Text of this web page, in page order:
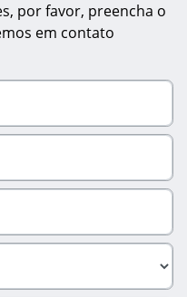
por favor, preencha o
em contato